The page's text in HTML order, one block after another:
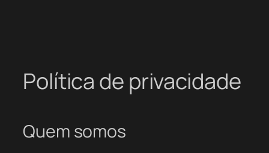
Política de privacidade
Quem somos